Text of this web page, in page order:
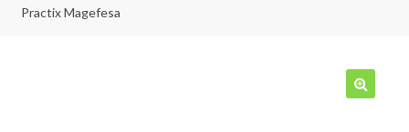
Practix Magefesa